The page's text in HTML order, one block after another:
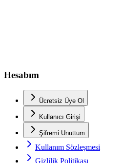
Hesabım
Ücretsiz Üye Ol
Kullanıcı Girişi
Şifremi Unuttum
Kullanım Sözleşmesi
Gizlilik Politikası